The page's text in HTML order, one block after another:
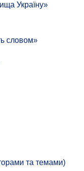
Україну»
словом»
та темами)